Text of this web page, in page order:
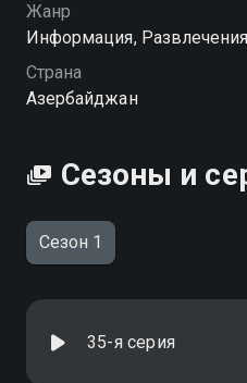
Жанр
Информация,
Страна
Азербайджан
Сезоны и
Сезон 1
35-я серия